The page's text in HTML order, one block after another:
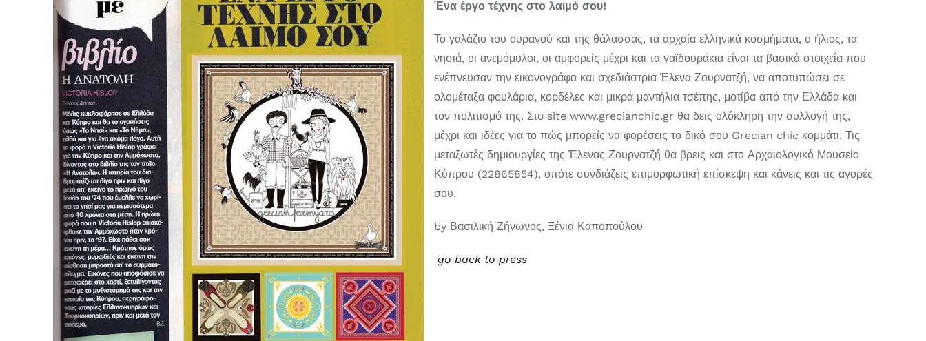
Ένα έργο τέχνης στο λαιμό σου!
Το γαλάζιο του ουρανού και της θάλασσας, τα αρχαία ελληνικά κοσμήματα, ο ήλιος, τα
νησιά, οι ανεμόμυλοι, οι αμφορείς μέχρι και τα γαϊδουράκια είναι τα βασικά στοιχεία που
ενέπνευσαν την εικονογράφο και σχεδιάστρια Έλενα Ζουρνατζή, να αποτυπώσει σε
ολομέταξα φουλάρια, κορδέλες και μικρά μαντήλια τσέπης, μοτίβα από την Ελλάδα και
τον πολιτισμό της. Στο site www.grecianchic.gr θα δεις ολόκληρη την συλλογή της,
μέχρι και ιδέες για το πώς μπορείς να φορέσεις το δικό σου Grecian chic κομμάτι. Τις
μεταξωτές δημιουργίες της Έλενας Ζουρνατζή θα βρεις και στο Αρχαιολογικό Μουσείο
Κύπρου (22865854), οπότε συνδιάζεις επιμορφωτική επίσκεψη και κάνεις και τις αγορές
σου.
by Βασιλική Ζήνωνος, Ξένια Καποπούλου
go back to press